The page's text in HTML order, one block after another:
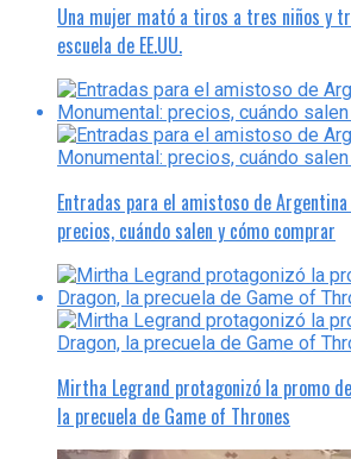
Una mujer mató a tiros a tres niños y
escuela de EE.UU.
Entradas para el amistoso de
precios, cuándo salen y cómo comprar
Mirtha Legrand protagonizó la promo
la precuela de Game of Thrones